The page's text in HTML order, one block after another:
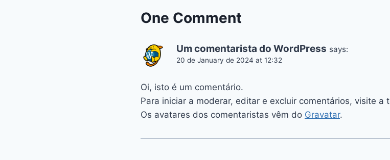
One Comment
Um comentarista do WordPress says:
20 de January de 2024 at 12:32
Oi, isto é um comentário.
Para iniciar a moderar, editar e excluir comentários, visite a
Os avatares dos comentaristas vêm do Gravatar.